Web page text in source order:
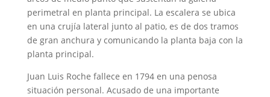
perimetral en planta principal. La escalera se ubica
en una crujía lateral junto al patio, es de dos tramos
de gran anchura y comunicando la planta baja con la
planta principal.
Juan Luis Roche fallece en 1794 en una penosa
situación personal. Acusado de una importante